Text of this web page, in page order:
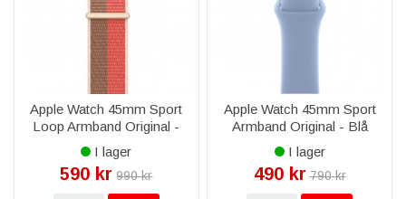
Apple Watch 45mm Sport
Loop Armband Original -
Pink Pomelo/Tan
I lager
590 kr 990 kr
Apple Watch 45mm Sport
Armband Original - Blå
Dimma
I lager
490 kr 790 kr